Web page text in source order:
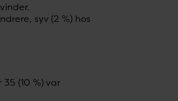
syv (2 %) hos
(10 %) var